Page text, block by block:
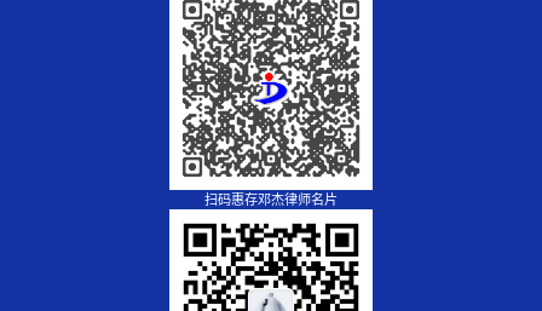
扫码惠存邓杰律师名片